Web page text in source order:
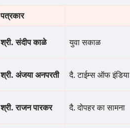
पत्रकार
श्री. संदीप काळे युवा सकाळ
श्री. अंजया अनपरती दै. टाईम्स ऑफ इंडिया
श्री. राजन पारकर दै. दोपहर का सामना